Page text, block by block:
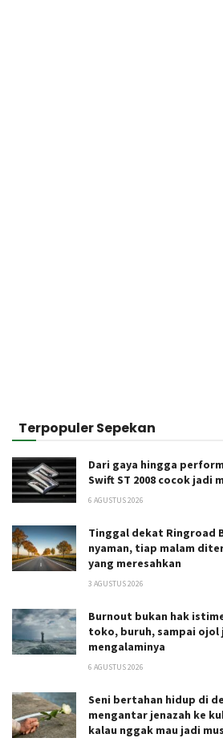
Terpopuler Sepekan
Dari gaya hingga
Swift ST 2008 cocok jadi
6 AGUSTUS 2026
Tinggal dekat Ringroad
nyaman, tiap malam
yang meresahkan
3 AGUSTUS 2026
Burnout bukan hak
toko, buruh, sampai ojol
mengalaminya
6 AGUSTUS 2026
Seni bertahan hidup di
mengantar jenazah ke
kalau nggak mau jadi